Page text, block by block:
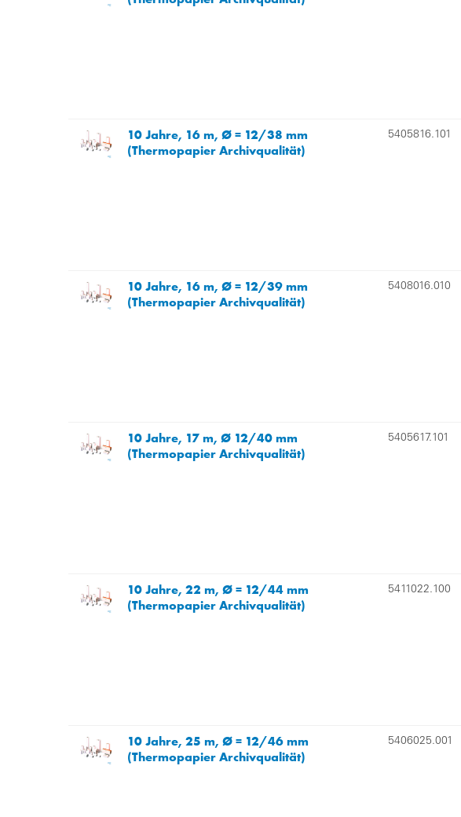
10 Jahre, 16 m, Ø = 12/38 mm
(Thermopapier Archivqualität)
5405816.101
10 Jahre, 16 m, Ø = 12/39 mm
(Thermopapier Archivqualität)
5408016.010
10 Jahre, 17 m, Ø 12/40 mm
(Thermopapier Archivqualität)
5405617.101
10 Jahre, 22 m, Ø = 12/44 mm
(Thermopapier Archivqualität)
5411022.100
10 Jahre, 25 m, Ø = 12/46 mm
(Thermopapier Archivqualität)
5406025.001